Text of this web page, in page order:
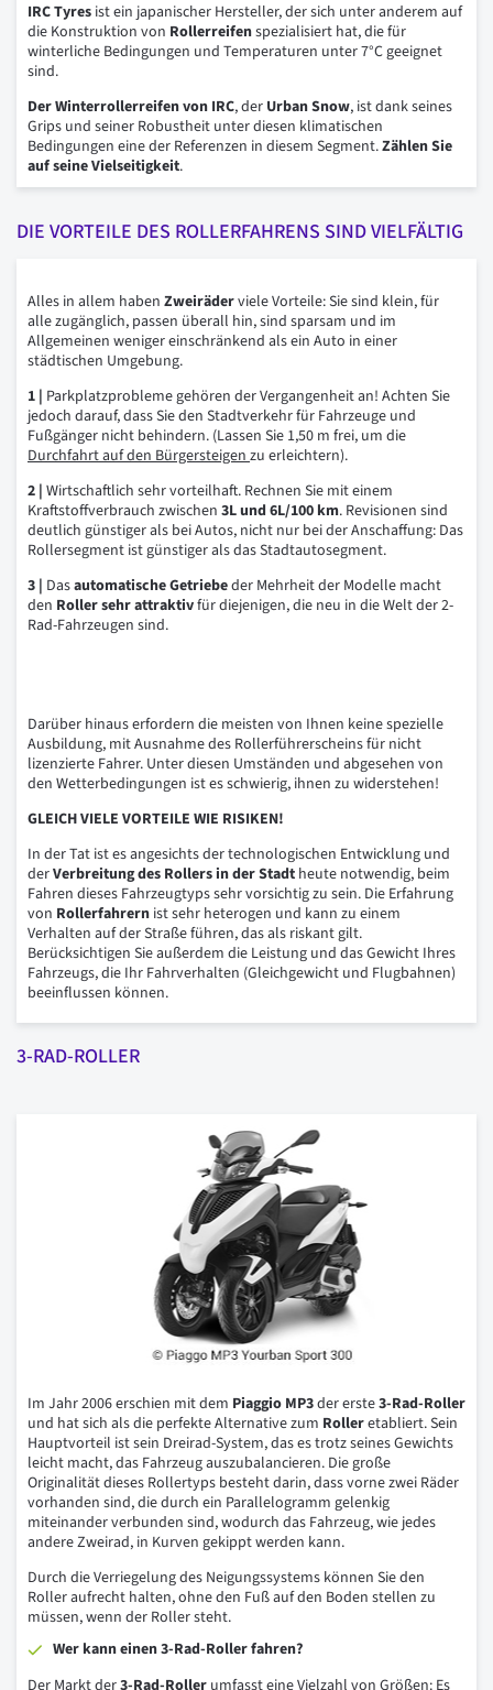
IRC Tyres ist ein japanischer Hersteller, der sich unter anderem auf
die Konstruktion von Rollerreifenspezialisiert hat, die für
winterliche Bedingungen und Temperaturen unter 7°C geeignet
sind.
Der Winterrollerreifen von IRC, der Urban Snow, ist dank seines
Grips und seiner Robustheit unter diesen klimatischen
Bedingungen eine der Referenzen in diesem Segment.Zählen Sie
auf seine Vielseitigkeit.
DIE VORTEILE DES ROLLERFAHRENS SIND VIELFÄLTIG
Alles in allem haben Zweiräderviele Vorteile: Sie sind klein, für
alle zugänglich, passen überall hin, sind sparsam und im
Allgemeinen weniger einschränkend als ein Auto in einer
städtischen Umgebung.
1 | Parkplatzprobleme gehören der Vergangenheit an! Achten Sie
jedoch darauf, dass Sie den Stadtverkehr für Fahrzeuge und
Fußgänger nicht behindern. (Lassen Sie 1,50 m frei, um die
Durchfahrt auf den Bürgersteigenzu erleichtern).
2 | Wirtschaftlich sehr vorteilhaft. Rechnen Sie mit einem
Kraftstoffverbrauch zwischen 3L und 6L/100 km. Revisionen sind
deutlich günstiger als bei Autos, nicht nur bei der Anschaffung: Das
Rollersegment ist günstiger als das Stadtautosegment.
3 | Dasautomatische Getriebeder Mehrheit der Modelle macht
den Roller sehr attraktivfür diejenigen, die neu in die Welt der 2-
Rad-Fahrzeugen sind.
Darüber hinaus erfordern die meisten von Ihnen keine spezielle
Ausbildung, mit Ausnahme des Rollerführerscheins für nicht
lizenzierte Fahrer. Unter diesen Umständen und abgesehen von
den Wetterbedingungen ist es schwierig, ihnen zu widerstehen!
GLEICH VIELE VORTEILE WIE RISIKEN!
In der Tat ist es angesichts der technologischen Entwicklung und
derVerbreitung des Rollers in der Stadt heute notwendig, beim
Fahren dieses Fahrzeugtyps sehr vorsichtig zu sein. Die Erfahrung
von Rollerfahrern ist sehr heterogen und kann zu einem
Verhalten auf der Straße führen, das als riskant gilt.
Berücksichtigen Sie außerdem die Leistung und das Gewicht Ihres
Fahrzeugs, die Ihr Fahrverhalten (Gleichgewicht und Flugbahnen)
beeinflussen können.
3-RAD-ROLLER
Im Jahr 2006 erschien mit dem Piaggio MP3der erste3-Rad-Roller
und hat sich als die perfekte Alternative zum Rolleretabliert. Sein
Hauptvorteil ist sein Dreirad-System, das es trotz seines Gewichts
leicht macht, das Fahrzeug auszubalancieren. Die große
Originalität dieses Rollertyps besteht darin, dass vorne zwei Räder
vorhanden sind, die durch ein Parallelogramm gelenkig
miteinander verbunden sind, wodurch das Fahrzeug, wie jedes
andere Zweirad, in Kurven gekippt werden kann.
Durch die Verriegelung des Neigungssystems können Sie den
Roller aufrecht halten, ohne den Fuß auf den Boden stellen zu
müssen, wenn der Roller steht.
Wer kann einen 3-Rad-Roller fahren?
Der Markt der3-Rad-Roller umfasst eine Vielzahl von Größen: Es